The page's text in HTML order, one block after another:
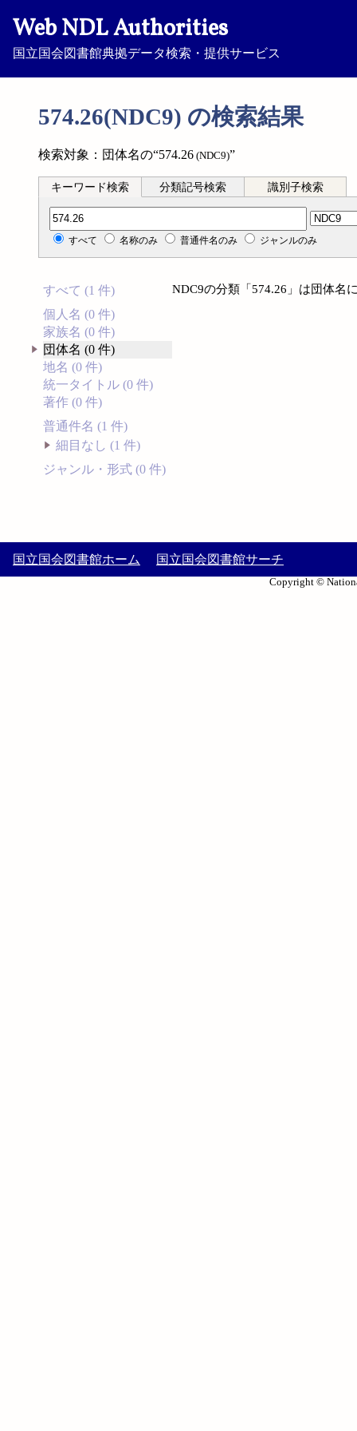
Web NDL Authorities
国立国会図書館典拠データ検索・提供サービス
574.26(NDC9) の検索結果
検索対象：団体名の“574.26 (NDC9)”
キーワード検索 分類記号検索 識別子検索
分類記号検索
すべて 名称のみ 普通件名のみ ジャンルのみ
すべて (1 件)
個人名 (0 件)
家族名 (0 件)
団体名 (0 件)
地名 (0 件)
統一タイトル (0 件)
著作 (0 件)
普通件名 (1 件)
細目なし (1 件)
ジャンル・形式 (0 件)
NDC9の分類「574.26」は団体名
国立国会図書館ホーム 国立国会図書館サーチ
Copyright ©